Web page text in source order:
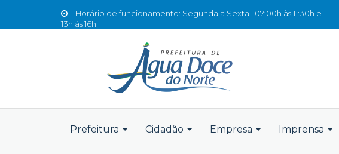
Horário de funcionamento: Segunda a Sexta | 07:00h às 11:30h e
13h às 16h
Prefeitura Cidadão Empresa Imprensa